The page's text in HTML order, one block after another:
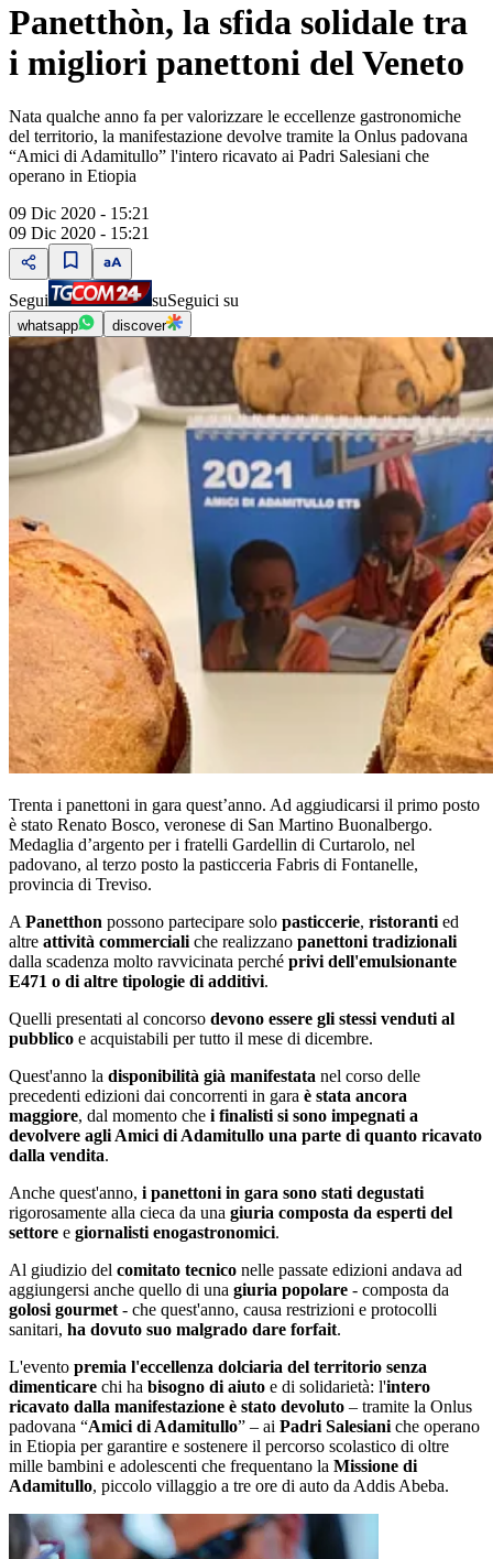
Panetthòn, la sfida solidale tra
i migliori panettoni del Veneto
Nata qualche anno fa per valorizzare le eccellenze gastronomiche
del territorio, la manifestazione devolve tramite la Onlus padovana
“Amici di Adamitullo” l'intero ricavato ai Padri Salesiani che
operano in Etiopia
09 Dic 2020 - 15:21
09 Dic 2020 - 15:21
Segui suSeguici su
whatsapp discover
Trenta i panettoni in gara quest’anno. Ad aggiudicarsi il primo posto
è stato Renato Bosco, veronese di San Martino Buonalbergo.
Medaglia d’argento per i fratelli Gardellin di Curtarolo, nel
padovano, al terzo posto la pasticceria Fabris di Fontanelle,
provincia di Treviso.
A Panetthon possono partecipare solo pasticcerie, ristoranti ed
altre attività commerciali che realizzano panettoni tradizionali
dalla scadenza molto ravvicinata perché privi dell'emulsionante
E471 o di altre tipologie di additivi.
Quelli presentati al concorso devono essere gli stessi venduti al
pubblico e acquistabili per tutto il mese di dicembre.
Quest'anno la disponibilità già manifestata nel corso delle
precedenti edizioni dai concorrenti in gara è stata ancora
maggiore, dal momento che i finalisti si sono impegnati a
devolvere agli Amici di Adamitullo una parte di quanto ricavato
dalla vendita.
Anche quest'anno, i panettoni in gara sono stati degustati
rigorosamente alla cieca da una giuria composta da esperti del
settore e giornalisti enogastronomici.
Al giudizio del comitato tecnico nelle passate edizioni andava ad
aggiungersi anche quello di una giuria popolare - composta da
golosi gourmet - che quest'anno, causa restrizioni e protocolli
sanitari, ha dovuto suo malgrado dare forfait.
L'evento premia l'eccellenza dolciaria del territorio senza
dimenticare chi ha bisogno di aiuto e di solidarietà: l'intero
ricavato dalla manifestazione è stato devoluto – tramite la Onlus
padovana “Amici di Adamitullo” – ai Padri Salesiani che operano
in Etiopia per garantire e sostenere il percorso scolastico di oltre
mille bambini e adolescenti che frequentano la Missione di
Adamitullo, piccolo villaggio a tre ore di auto da Addis Abeba.